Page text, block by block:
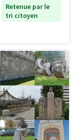
Retenue par le
tri citoyen